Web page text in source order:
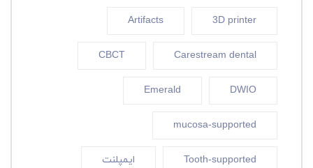
3D printer
Artifacts
Carestream dental
CBCT
DWIO
Emerald
mucosa-supported
Tooth-supported ایمپلنت